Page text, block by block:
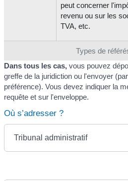
Types de
peut concerner
revenu ou sur les
TVA, etc.
Dans tous les cas, vous pouvez
greffe de la juridiction ou l'envoyer
préférence). Vous devez indiquer la
requête et sur l'enveloppe.
Où s’adresser ?
Tribunal administratif